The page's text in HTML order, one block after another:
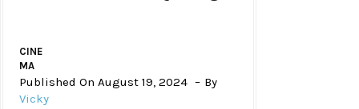
CINE
MA
Published On August 19, 2024
By
Vicky